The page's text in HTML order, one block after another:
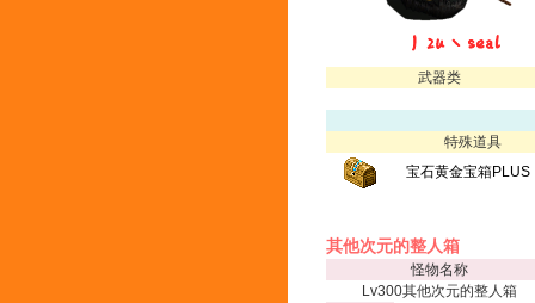
武器类
特殊道具
宝石黄金宝箱PLUS
其他次元的整人箱
怪物名称
Lv300其他次元的整人箱